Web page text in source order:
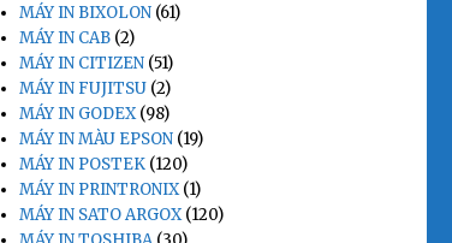
MÁY IN BIXOLON (61)
MÁY IN CAB (2)
MÁY IN CITIZEN (51)
MÁY IN FUJITSU (2)
MÁY IN GODEX(98)
MÁY IN MÀU EPSON (19)
MÁY IN POSTEK (120)
MÁY IN PRINTRONIX(1)
MÁY IN SATO ARGOX(120)